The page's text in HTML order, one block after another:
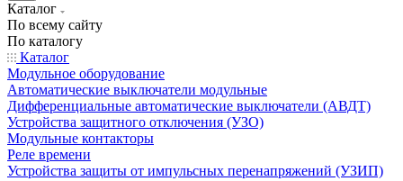
Каталог
По всему сайту
По каталогу
Каталог
Модульное оборудование
Автоматические выключатели модульные
Дифференциальные автоматические выключатели (АВДТ)
Устройства защитного отключения (УЗО)
Модульные контакторы
Реле времени
Устройства защиты от импульсных перенапряжений (УЗИП)